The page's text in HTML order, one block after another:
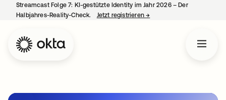
Streamcast Folge 7: KI-gestützte Identity im Jahr 2026 – Der
Halbjahres-Reality-Check.
Jetzt registrieren→